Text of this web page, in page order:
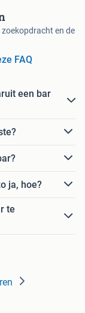
en de
FAQ
een bar
ja, hoe?
te